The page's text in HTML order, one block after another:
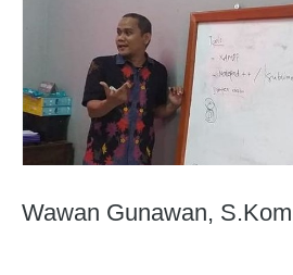
Wawan Gunawan,